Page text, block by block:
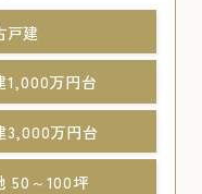
戸建
1,000万円台
3,000万円台
50～100坪